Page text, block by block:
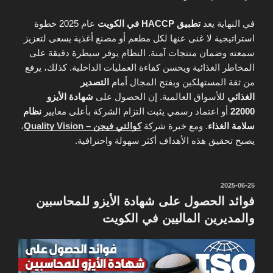
في النهاية يعدتطبيق HACCP في الكويت
عام 2025 خطوة
استراتيجية لا غنى عنها لكل مطعم أو مصنع أغذية يسعى لتعزيز
سمعته وضمان منتجات آمنة. النظام يوفر سيطرة دقيقة على
المخاطر الغذائية ويحسن كفاءة العمليات الداخلية. كذلك، يرفع
من ثقة المستهلكين ويفتح المجال أمام التصدير
الغذائي للأسواق العالمية. إن الحصول على شهادة الأيزو
22000 أو اعتماد رسمي يثبت التزام الشركة بأعلى معايير نظام
سلامة الغذاء. ومع خبرة شركةكوالتي فيجن – Quality Vision
،
يصبح تحقيق هذه الأهداف أكثر سهولة واحترافية.
نُشر
في
2025-06-25
فوائد الحصول على شهادة الأيزو للمحاسبين
والمديرين الماليين في الكويت